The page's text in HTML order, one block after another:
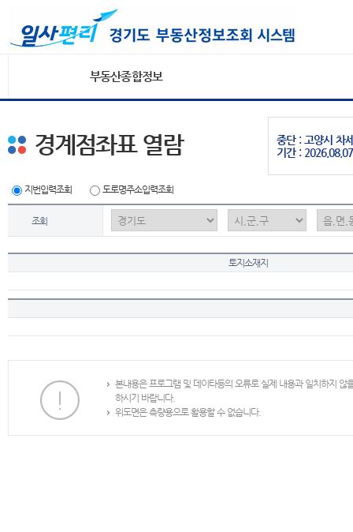
부동산종합정보
중단 : 고양시 차
기간 :
경계점좌표 열람
지번입력조회 도로명주소입력조회
조회
토지소재지
본내용은 프로그램 및 데이타등의 오류로 실제 내용과 일치하지
하시기 바랍니다.
위도면은 측량용으로 활용할 수 없습니다.